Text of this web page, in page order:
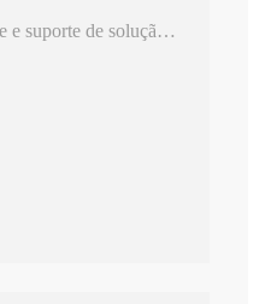
e suporte de solução
qualificado.